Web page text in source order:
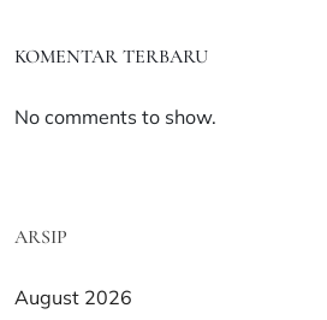
KOMENTAR TERBARU
No comments to show.
ARSIP
August 2026